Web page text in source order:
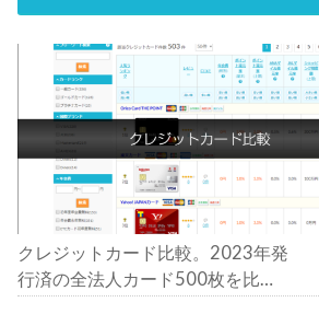
クレジットカード比較。2023年発
行済の全法人カード500枚を比